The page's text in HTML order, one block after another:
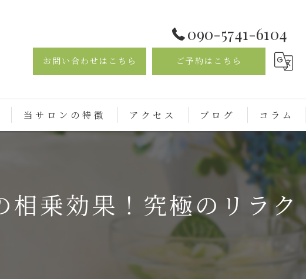
090-5741-6104
お問い合わせはこちら ご予約はこちら
当サロンの特徴
アロマオイルトリートメント
アクセス ブログ コラム
相乗効果！究極のリラク